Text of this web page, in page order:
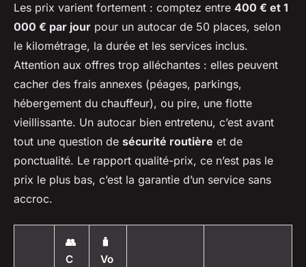
Les prix varient fortement : comptez entre 400 € et 1
000 € par jour pour un autocar de 50 places, selon
le kilométrage, la durée et les services inclus.
Attention aux offres trop alléchantes : elles peuvent
cacher des frais annexes (péages, parkings,
hébergement du chauffeur), ou pire, une flotte
vieillissante. Un autocar bien entretenu, c’est avant
tout une question de sécurité routière et de
ponctualité. Le rapport qualité-prix, ce n’est pas le
prix le plus bas, c’est la garantie d’un service sans
accroc.
👥
C
🧳
Vo